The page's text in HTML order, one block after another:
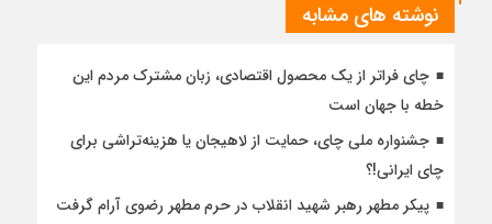
نوشته های مشابه
چای فراتر از یک محصول اقتصادی، زبان مشترک مردم این
خطه با جهان است
جشنواره ملی چای، حمایت از لاهیجان یا هزینه‌تراشی برای
چای ایرانی!؟
پیکر مطهر رهبر شهید انقلاب در حرم مطهر رضوی آرام گرفت